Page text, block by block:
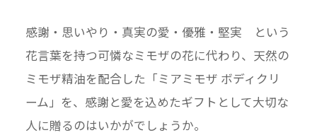
感謝・思いやり・真実の愛・優雅・堅実 という
花言葉を持つ可憐なミモザの花に代わり、天然の
ミモザ精油を配合した「ミアミモザ ボディクリ
ーム」を、感謝と愛を込めたギフトとして大切な
人に贈るのはいかがでしょうか。